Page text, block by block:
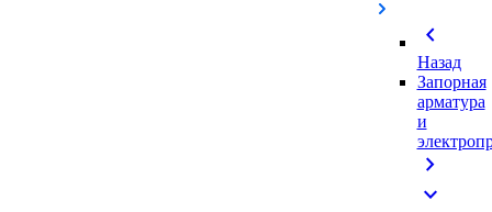
chevron_left
Назад
Запорная
арматура
и
chevron_right
expand_more